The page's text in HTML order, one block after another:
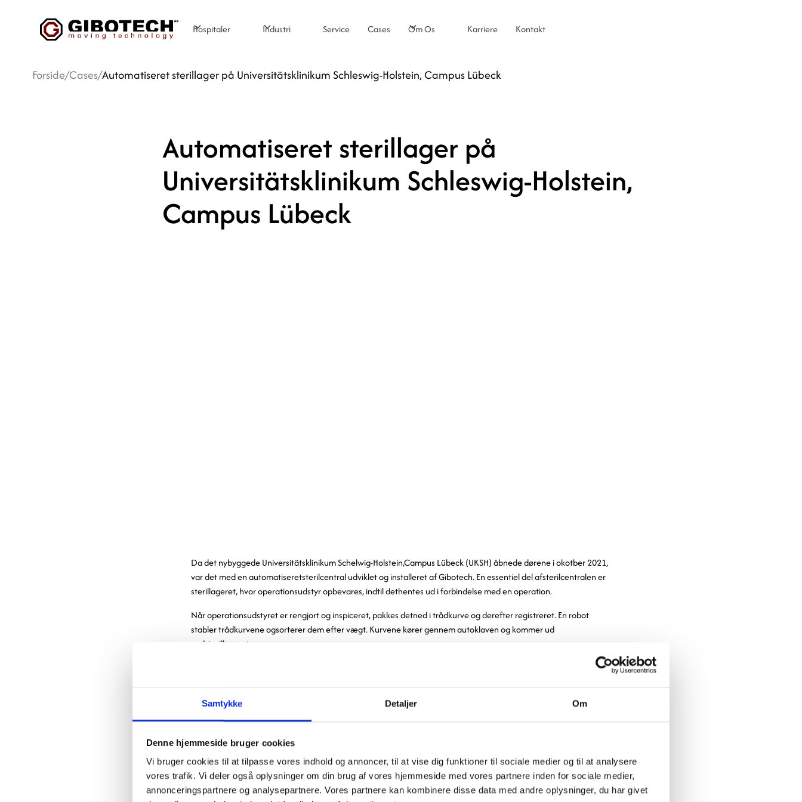
Samtykke Detaljer Om
Denne hjemmeside bruger cookies
Vi bruger cookies til at tilpasse vores indhold og annoncer, til at vise dig funktioner til sociale medier og til at analysere
vores trafik. Vi deler også oplysninger om din brug af vores hjemmeside med vores partnere inden for sociale medier,
annonceringspartnere og analysepartnere. Vores partnere kan kombinere disse data med andre oplysninger, du har givet
Hospitaler Industri Service Cases Om Os Karriere Kontakt
Forside/Cases/Automatiseret sterillager på Universitätsklinikum Schleswig-Holstein, Campus Lübeck
Automatiseret sterillager på
Universitätsklinikum Schleswig-Holstein,
Campus Lübeck
Da det nybyggede Universitätsklinikum Schelwig-Holstein,Campus Lübeck (UKSH) åbnede dørene i okotber 2021,
var det med en automatiseretsterilcentral udviklet og installeret af Gibotech. En essentiel del afsterilcentralen er
sterillageret, hvor operationsudstyr opbevares, indtil dethentes ud i forbindelse med en operation.
Når operationsudstyret er rengjort og inspiceret, pakkes detned i trådkurve og derefter registreret. En robot
stabler trådkurvene ogsorterer dem efter vægt. Kurvene kører gennem autoklaven og kommer ud
vedsterillageret.
Når udstyret skal bruges til en planlagt operation, finderrobotten trådkurven med det rette operationsudstyr og
frem på en rullebane, der er særlig designet til vognene på UKSHLübeck.
UKSH Lübeck ønskede at reducere den fysiske arbejdsmængdefor deres personale ved at fjerne de gentagende
og ensformige opgaver samt detunge løft. De lykkedes med det ved blandt andet at bruge borde, der kan